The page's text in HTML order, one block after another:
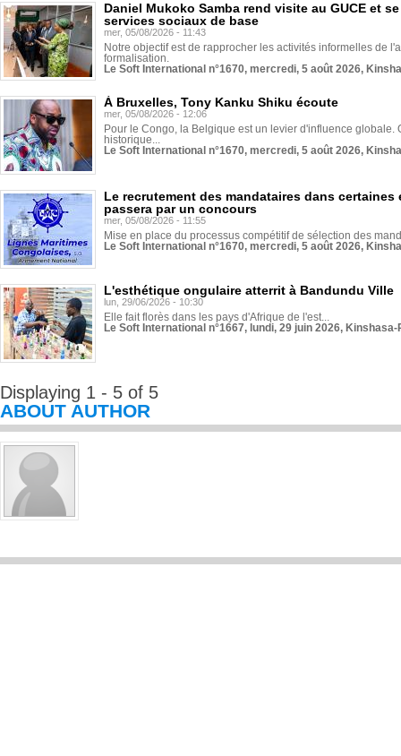
Daniel Mukoko Samba rend visite au GUCE et
services sociaux de base
mer, 05/08/2026 - 11:43
Notre objectif est de rapprocher les activités informelles de
formalisation.
Le Soft International n°1670, mercredi, 5 août 2026,
À Bruxelles, Tony Kanku Shiku écoute
mer, 05/08/2026 - 12:06
Pour le Congo, la Belgique est un levier d'influence globale.
historique...
Le Soft International n°1670, mercredi, 5 août 2026,
Le recrutement des mandataires dans
passera par un concours
mer, 05/08/2026 - 11:55
Mise en place du processus compétitif de sélection des
Le Soft International n°1670, mercredi, 5 août 2026,
L'esthétique ongulaire atterrit à Bandundu Ville
lun, 29/06/2026 - 10:30
Elle fait florès dans les pays d'Afrique de l'est...
Le Soft International n°1667, lundi, 29 juin 2026,
Displaying 1 - 5 of 5
ABOUT AUTHOR